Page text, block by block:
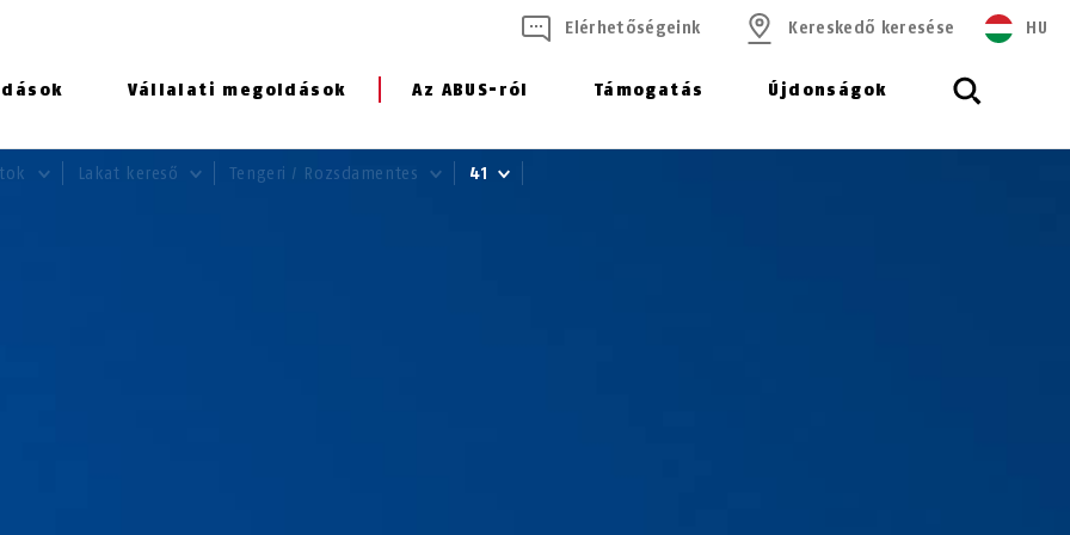
Vállalati megoldások Az ABUS-ról Támogatás Újdonságok
Elérhetőségeink Kereskedő keresése HU
Lakat kereső Tengeri / Rozsdamentes 41